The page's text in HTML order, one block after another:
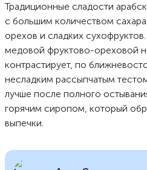
Традиционные сладости
с большим количеством
орехов и сладких
медовой фруктово-ореховой
контрастирует, по
несладким рассыпчатым
лучше после полного
горячим сиропом, который
выпечки.